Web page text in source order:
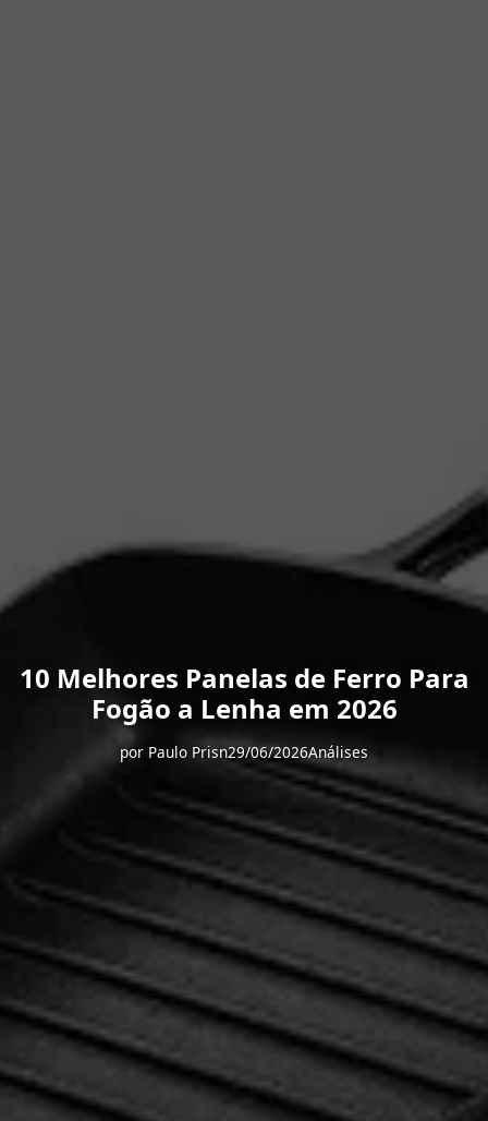
10 Melhores Panelas de Ferro Para
Fogão a Lenha em 2026
por Paulo Prisn29/06/2026Análises